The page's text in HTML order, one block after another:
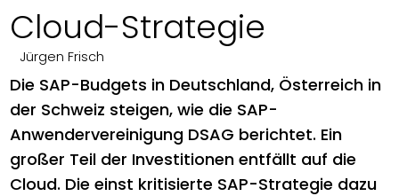
Cloud-Strategie
Jürgen Frisch
Die SAP-Budgets in Deutschland, Österreich in
der Schweiz steigen, wie die SAP-
Anwendervereinigung DSAG berichtet. Ein
großer Teil der Investitionen entfällt auf die
Cloud. Die einst kritisierte SAP-Strategie dazu